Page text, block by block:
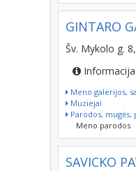
GINTARO
Šv. Mykolo g.
Informacija
Meno galerijos,
Muziejai
Parodos,
Meno parodos
SAVICKO